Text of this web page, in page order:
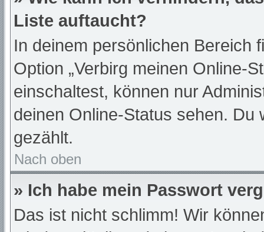
Liste auftaucht?
In deinem persönlichen Bereich
Option „Verbirg meinen Online-
einschaltest, können nur
deinen Online-Status sehen.
gezählt.
Nach oben
» Ich habe mein Passwort
Das ist nicht schlimm! Wir